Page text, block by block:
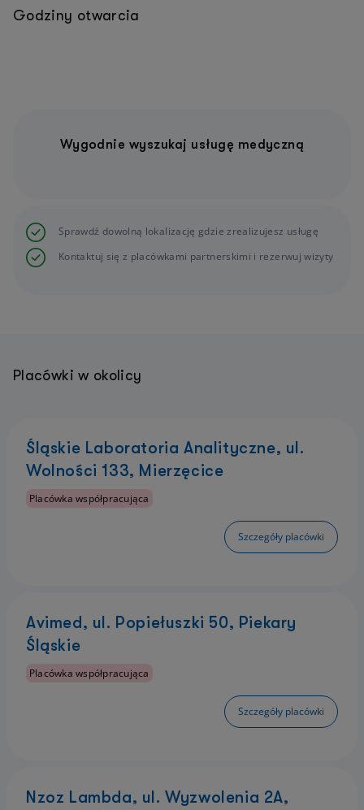
Godziny otwarcia
Wygodnie wyszukaj usługę medyczną
Sprawdź dowolną lokalizację gdzie zrealizujesz usługę
Kontaktuj się z placówkami partnerskimi i rezerwuj wizyty
Placówki w okolicy
Śląskie Laboratoria Analityczne, ul.
Wolności 133, Mierzęcice
Placówka współpracująca
Szczegóły placówki
Avimed, ul. Popiełuszki 50, Piekary
Śląskie
Placówka współpracująca
Szczegóły placówki
Nzoz Lambda, ul. Wyzwolenia 2A,